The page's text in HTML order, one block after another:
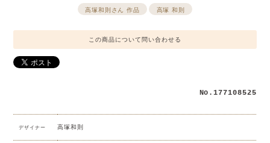
高塚和則さん 作品 高塚 和則
この商品について問い合わせる
No.177108525
デザイナー 高塚和則